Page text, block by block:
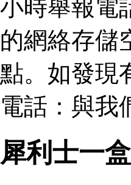
小時舉報電
的網絡存儲
點。如發現
電話：與我
犀利士一